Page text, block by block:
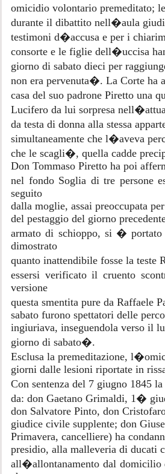
omicidio volontario premeditato;
durante il dibattito nell�aula
testimoni d�accusa e per i
consorte e le figlie dell�uccisa
giorno di sabato dieci per
non era pervenuta�. La Corte ha
casa del suo padrone Piretto una
Lucifero da lui sorpresa
da testa di donna alla stessa
simultaneamente che l�aveva
che le scagli�, quella cadde
Don Tommaso Piretto ha poi
nel fondo Soglia di tre persone
seguito
dalla moglie, assai preoccupata
del pestaggio del giorno
armato di schioppo, si � portato
dimostrato
quanto inattendibile fosse la
essersi verificato il cruento
versione
questa smentita pure da
sabato furono spettatori delle
ingiuriava, inseguendola verso il
giorno di sabato�.
Esclusa la premeditazione,
giorni dalle lesioni riportate in
Con sentenza del 7 giugno 1845
da: don Gaetano Grimaldi, 1�
don Salvatore Pinto, don
giudice civile supplente; don
Primavera, cancelliere) ha
presidio, alla malleveria di ducati
all�allontanamento dal